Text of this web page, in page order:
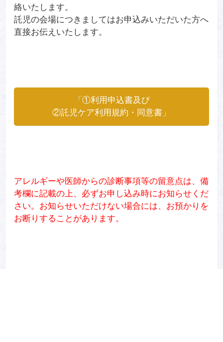
絡いたします。
託児の会場につきましてはお申込みいただいた方へ
直接お伝えいたします。
「①利用申込書及び
②託児ケア利用規約・同意書」
アレルギーや医師からの診断事項等の留意点は、備
考欄に記載の上、必ずお申し込み時にお知らせくだ
さい。お知らせいただけない場合には、お預かりを
お断りすることがあります。